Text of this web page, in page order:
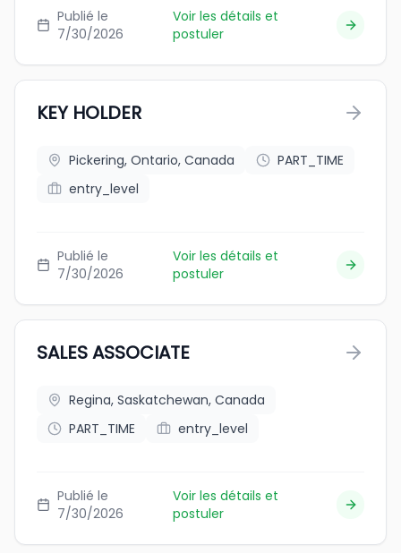
Publié le
7/30/2026
Voir les détails et
postuler
KEY HOLDER
Pickering, Ontario, Canada
PART_TIME
entry_level
Publié le
7/30/2026
Voir les détails et
postuler
SALES ASSOCIATE
Regina, Saskatchewan, Canada
PART_TIME
entry_level
Publié le
7/30/2026
Voir les détails et
postuler